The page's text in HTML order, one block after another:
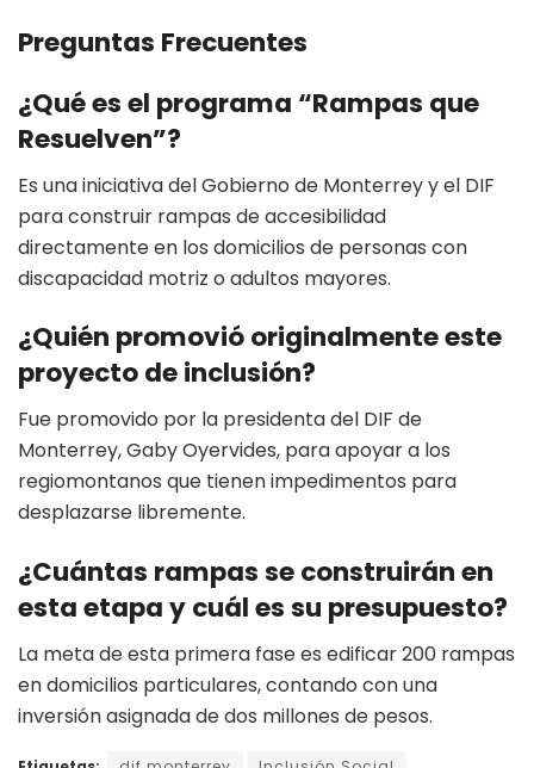
Preguntas Frecuentes
¿Qué es el programa “Rampas que
Resuelven”?
Es una iniciativa del Gobierno de Monterrey y el DIF
para construir rampas de accesibilidad
directamente en los domicilios de personas con
discapacidad motriz o adultos mayores.
¿Quién promovió originalmente este
proyecto de inclusión?
Fue promovido por la presidenta del DIF de
Monterrey, Gaby Oyervides, para apoyar a los
regiomontanos que tienen impedimentos para
desplazarse libremente.
¿Cuántas rampas se construirán en
esta etapa y cuál es su presupuesto?
La meta de esta primera fase es edificar 200 rampas
en domicilios particulares, contando con una
inversión asignada de dos millones de pesos.